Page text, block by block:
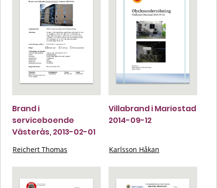
Brand i
serviceboende
Västerås, 2013-02-01
Reichert Thomas
Villabrand i Mariestad
2014-09-12
Karlsson Håkan